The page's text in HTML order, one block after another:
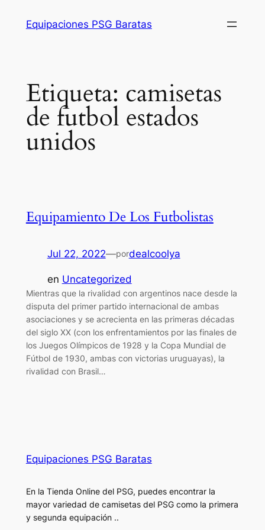
Equipaciones PSG Baratas
Etiqueta: camisetas
de futbol estados
unidos
Equipamiento De Los Futbolistas
Jul 22, 2022—pordealcoolya
en Uncategorized
Mientras que la rivalidad con argentinos nace desde la
disputa del primer partido internacional de ambas
asociaciones y se acrecienta en las primeras décadas
del siglo XX (con los enfrentamientos por las finales de
los Juegos Olímpicos de 1928 y la Copa Mundial de
Fútbol de 1930, ambas con victorias uruguayas), la
rivalidad con Brasil…
Equipaciones PSG Baratas
En la Tienda Online del PSG, puedes encontrar la
mayor variedad de camisetas del PSG como la primera
y segunda equipación ..